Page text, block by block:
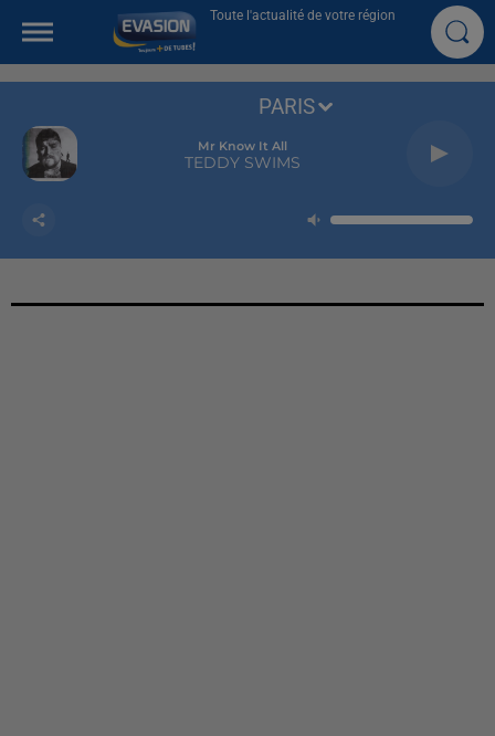
Toute l'actualité de votre région
Mr Know It All
TEDDY SWIMS
PARIS